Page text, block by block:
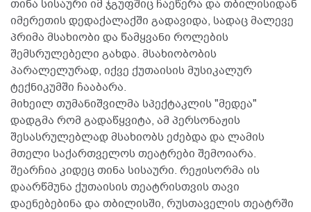
თინა სისაური იმ ჯგუფშიც ჩაეწერა და თბილისიდან
იმერეთის დედაქალაქში გადავიდა, სადაც მალევე
პრიმა მსახიობი და წამყვანი როლების
შემსრულებელი გახდა. მსახიობობის
პარალელურად, იქვე ქუთაისის მუსიკალურ
ტექნიკუმში ჩააბარა.
მიხეილ თუმანიშვილმა სპექტაკლის "მედეა"
დადგმა რომ გადაწყვიტა, ამ პერსონაჟის
შესასრულებლად მსახიობს ეძებდა და ლამის
მთელი საქართველოს თეატრები შემოიარა.
შეარჩია კიდეც თინა სისაური. რეჟისორმა ის
დაარწმუნა ქუთაისის თეატრისთვის თავი
დაენებებინა და თბილისში, რუსთაველის თეატრში